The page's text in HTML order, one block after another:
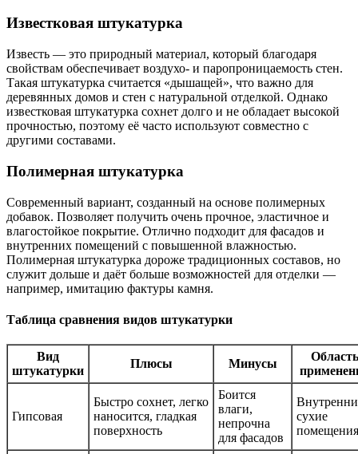
Известковая штукатурка
Известь — это природный материал, который благодаря
свойствам обеспечивает воздухо- и паропроницаемость стен.
Такая штукатурка считается «дышащей», что важно для
деревянных домов и стен с натуральной отделкой. Однако
известковая штукатурка сохнет долго и не обладает высокой
прочностью, поэтому её часто используют совместно с
другими составами.
Полимерная штукатурка
Современный вариант, созданный на основе полимерных
добавок. Позволяет получить очень прочное, эластичное и
влагостойкое покрытие. Отлично подходит для фасадов и
внутренних помещений с повышенной влажностью.
Полимерная штукатурка дороже традиционных составов, но
служит дольше и даёт больше возможностей для отделки —
например, имитацию фактуры камня.
Таблица сравнения видов штукатурки
Вид
штукатурки
Плюсы Минусы
Область
Гипсовая
Быстро сохнет, легко
наносится, гладкая
поверхность
Боится
влаги,
непрочна
для фасадов
сухие
помещения